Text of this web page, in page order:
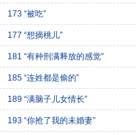
173 “被吃”
177 “想摘桃儿”
181 “有种刑满释放的感觉”
185 “连姓都是偷的”
189 “满脑子儿女情长”
193 “你抢了我的未婚妻”